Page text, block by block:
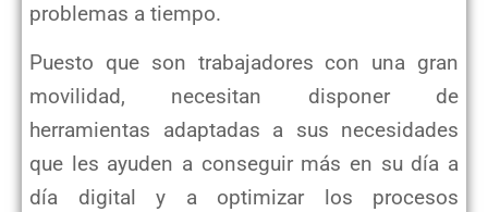
problemas a tiempo.
Puesto que son trabajadores con una gran
movilidad, necesitan disponer de
herramientas adaptadas a sus necesidades
que les ayuden a conseguir más en su día a
día digital y a optimizar los procesos